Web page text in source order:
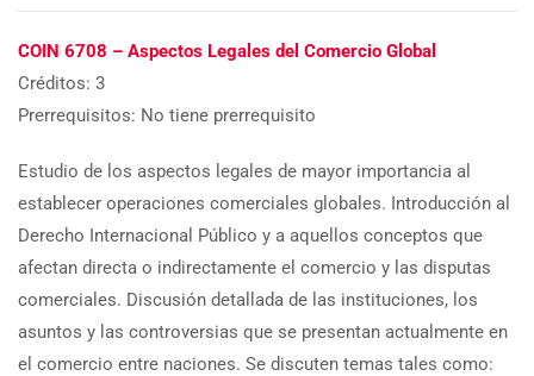
COIN 6708 – Aspectos Legales del Comercio Global
Créditos: 3
Prerrequisitos: No tiene prerrequisito
Estudio de los aspectos legales de mayor importancia al
establecer operaciones comerciales globales. Introducción al
Derecho Internacional Público y a aquellos conceptos que
afectan directa o indirectamente el comercio y las disputas
comerciales. Discusión detallada de las instituciones, los
asuntos y las controversias que se presentan actualmente en
el comercio entre naciones. Se discuten temas tales como: